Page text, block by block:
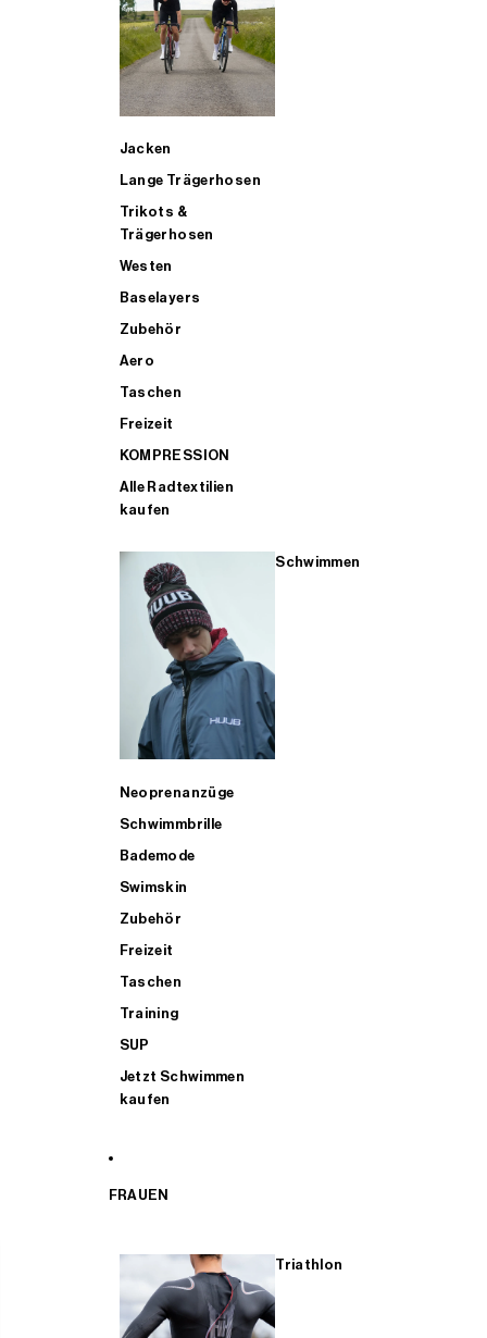
Jacken
Lange Trägerhosen
Trikots &
Trägerhosen
Westen
Baselayers
Zubehör
Aero
Taschen
Freizeit
KOMPRESSION
Alle Radtextilien
kaufen
Schwimmen
Neoprenanzüge
Schwimmbrille
Bademode
Swimskin
Zubehör
Freizeit
Taschen
Training
SUP
Jetzt Schwimmen
kaufen
FRAUEN
Triathlon
ALLE TRIATHLONARTIKEL FÜR MÄNNER KAUFEN